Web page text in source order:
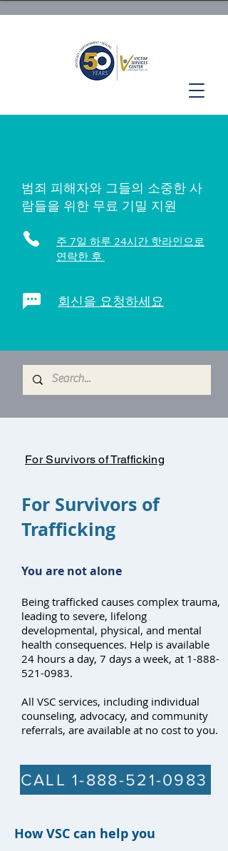
범죄 피해자와 그들의 소중한 사
람들을 위한 무료 기밀 지원
주 7일 하루 24시간 핫라인으로
연락한 후
회신을 요청하세요
For Survivors of Trafficking
For Survivors of
Trafficking
You are not alone
Being trafficked causes complex trauma,
leading to severe, lifelong
developmental, physical, and mental
health consequences. Help is available
24 hours a day, 7 days a week, at 1-888-
521-0983.
All VSC services, including individual
counseling, advocacy, and community
referrals, are available at no cost to you.
CALL 1-888-521-0983
How VSC can help you